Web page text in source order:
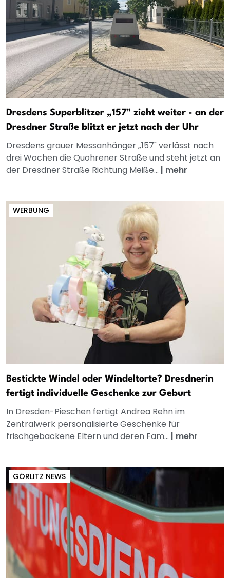
Dresdens Superblitzer „157" zieht weiter - an der
Dresdner Straße blitzt er jetzt nach der Uhr
Dresdens grauer Messanhänger „157" verlässt nach
drei Wochen die Quohrener Straße und steht jetzt an
der Dresdner Straße Richtung Meiße... | mehr
WERBUNG
Bestickte Windel oder Windeltorte? Dresdnerin
fertigt individuelle Geschenke zur Geburt
In Dresden-Pieschen fertigt Andrea Rehn im
Zentralwerk personalisierte Geschenke für
frischgebackene Eltern und deren Fam... | mehr
GÖRLITZ NEWS